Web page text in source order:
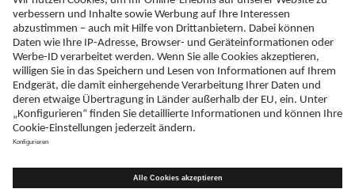
ERKLÄRUNG ZUR BARRIEREFREIHEIT
IMPRESSUM
KONTAKT
NEBENWIRKUNGSANZEIGEN